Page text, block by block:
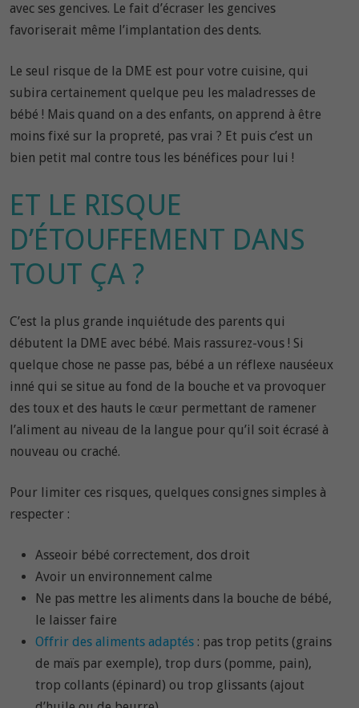
avec ses gencives. Le fait d’écraser les gencives
favoriserait même l’implantation des dents.
Le seul risque de la DME est pour votre cuisine, qui
subira certainement quelque peu les maladresses de
bébé ! Mais quand on a des enfants, on apprend à être
moins fixé sur la propreté, pas vrai ? Et puis c’est un
bien petit mal contre tous les bénéfices pour lui !
ET LE RISQUE
D’ÉTOUFFEMENT DANS
TOUT ÇA ?
C’est la plus grande inquiétude des parents qui
débutent la DME avec bébé. Mais rassurez-vous ! Si
quelque chose ne passe pas, bébé a un réflexe nauséeux
inné qui se situe au fond de la bouche et va provoquer
des toux et des hauts le cœur permettant de ramener
l’aliment au niveau de la langue pour qu’il soit écrasé à
nouveau ou craché.
Pour limiter ces risques, quelques consignes simples à
respecter :
Asseoir bébé correctement, dos droit
Avoir un environnement calme
Ne pas mettre les aliments dans la bouche de bébé,
le laisser faire
Offrir des aliments adaptés : pas trop petits (grains
de maïs par exemple), trop durs (pomme, pain),
trop collants (épinard) ou trop glissants (ajout